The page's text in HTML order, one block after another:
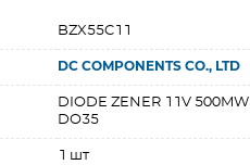
BZX55C11
DC COMPONENTS CO., LTD
DIODE ZENER 11V 500MW
DO35
1 шт